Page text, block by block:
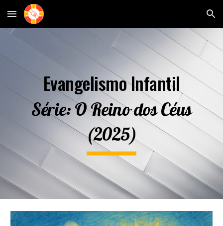
Skip to main content Skip to navigation
Evangelismo Infantil
Série:O Reino dos Céus
(2025)